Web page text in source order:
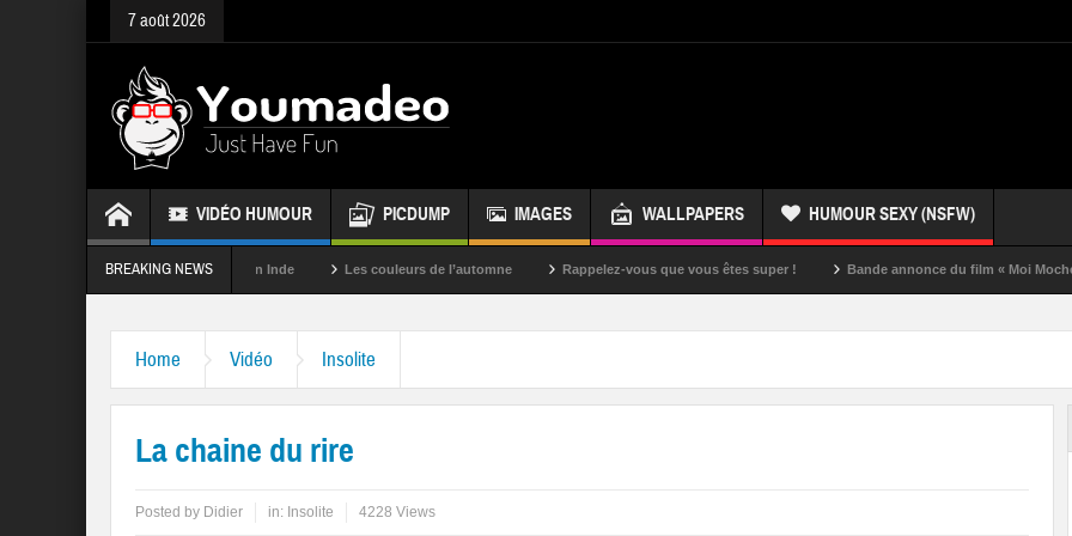
7 août 2026
VIDÉO HUMOUR PICDUMP IMAGES WALLPAPERS HUMOUR SEXY (NSFW)
BREAKING NEWS
La fête des couleurs en Inde Les couleurs de l’automne Rappelez-vous que vous êtes super ! Bande annonce du film « Moi Moche et
Home Vidéo Insolite
La chaine du rire
Posted by Didier in: Insolite 4228 Views